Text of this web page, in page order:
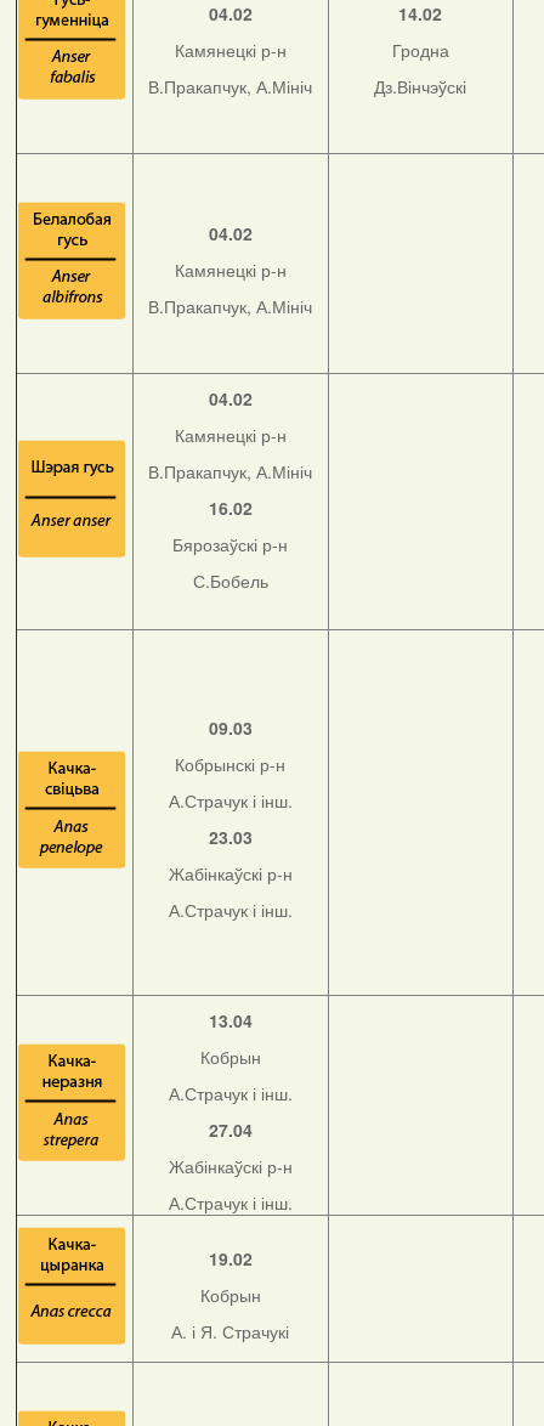
04.02
Камянецкі р-н
В.Пракапчук, А.Мініч
14.02
Гродна
Дз.Вінчэўскі
04.02
Камянецкі р-н
В.Пракапчук, А.Мініч
04.02
Камянецкі р-н
В.Пракапчук, А.Мініч
16.02
Бярозаўскі р-н
С.Бобель
09.03
Кобрынскі р-н
А.Страчук і інш.
23.03
Жабінкаўскі р-н
А.Страчук і інш.
13.04
Кобрын
А.Страчук і інш.
27.04
Жабінкаўскі р-н
А.Страчук і інш.
19.02
Кобрын
А. і Я. Страчукі